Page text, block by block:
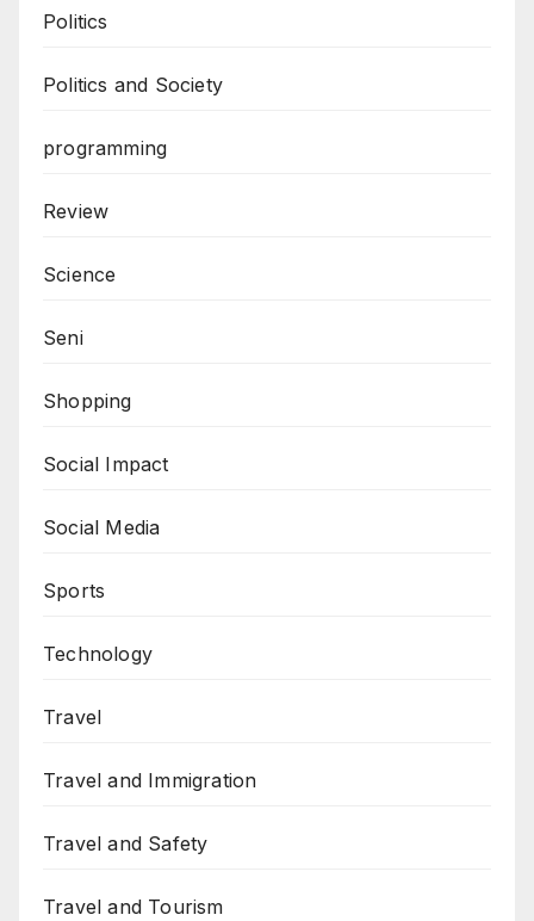
Politics
Politics and Society
programming
Review
Science
Seni
Shopping
Social Impact
Social Media
Sports
Technology
Travel
Travel and Immigration
Travel and Safety
Travel and Tourism